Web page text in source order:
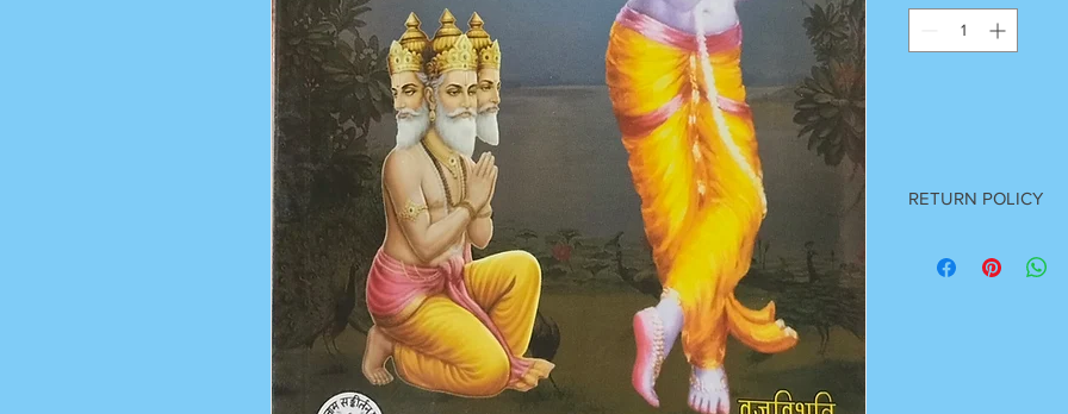
RETURN POLICY
For any clarification